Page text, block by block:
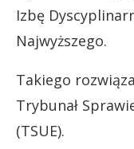
Izbę
Najwyższego.
Takiego
Trybunał
(TSUE).